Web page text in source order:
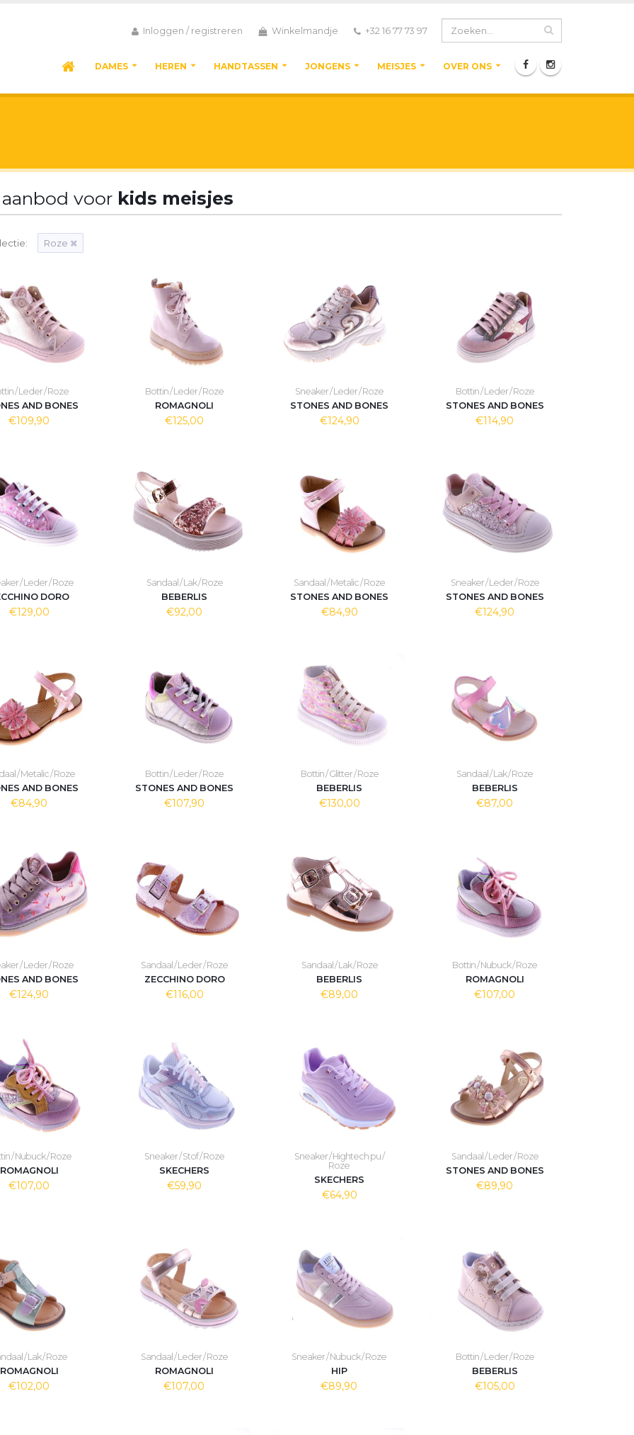
Inloggen / registreren Winkelmandje +32 16 77 73 97
DAMES HEREN HANDTASSEN JONGENS MEISJES OVER ONS
voor kids meisjes
Roze
/ Leder / Roze
AND BONES
€109,90
Bottin / Leder / Roze
ROMAGNOLI
€125,00
Sneaker / Leder / Roze
STONES AND BONES
€124,90
Bottin / Leder / Roze
STONES AND BONES
€114,90
/ Leder / Roze
DORO
€129,00
Sandaal / Lak / Roze
BEBERLIS
€92,00
Sandaal / Metalic / Roze
STONES AND BONES
€84,90
Sneaker / Leder / Roze
STONES AND BONES
€124,90
/ Metalic / Roze
AND BONES
€84,90
Bottin / Leder / Roze
STONES AND BONES
€107,90
Bottin / Glitter / Roze
BEBERLIS
€130,00
Sandaal / Lak / Roze
BEBERLIS
€87,00
/ Leder / Roze
AND BONES
€124,90
Sandaal / Leder / Roze
ZECCHINO DORO
€116,00
Sandaal / Lak / Roze
BEBERLIS
€89,00
Bottin / Nubuck / Roze
ROMAGNOLI
€107,00
/ Nubuck / Roze
ROMAGNOLI
€107,00
Sneaker / Stof / Roze
SKECHERS
€59,90
Sneaker / Hightech pu /
Roze
SKECHERS
€64,90
Sandaal / Leder / Roze
STONES AND BONES
€89,90
/ Lak / Roze
ROMAGNOLI
€102,00
Sandaal / Leder / Roze
ROMAGNOLI
€107,00
Sneaker / Nubuck / Roze
HIP
€89,90
Bottin / Leder / Roze
BEBERLIS
€105,00